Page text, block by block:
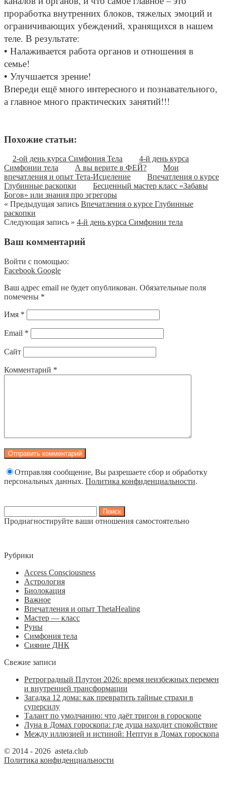
проработка внутренних блоков, тяжелых эмоций и
ограничивающих убеждений, хранящихся в нашем
теле. В результате:
• Налаживается работа органов и отношения в
семье!
• Улучшается зрение!
Впереди ещё много интересного и познавательного,
а главное много практических занятий!!!
Похожие статьи:
2-ой день курса Симфония Тела
4-й день курса
Симфонии тела
А вы верите в ФЕЙ?
Мои
впечатления и опыт Тета-Исцеление
Впечатления о курсе
Глубинные раскопки
Бесценный мастер класс «Забавы
Богов» или знания про эгрегоры
« Предыдущая запись Впечатления о курсе Глубинные
раскопки
Следующая запись » 4-й день курса Симфонии тела
Ваш комментарий
Войти с помощью:
Facebook Google
Ваш адрес email не будет опубликован. Обязательные поля
помечены *
Имя *
Email *
Сайт
Комментарий *
Отправляя сообщение, Вы разрешаете сбор и обработку
персональных данных. Политика конфиденциальности.
Продиагностируйте ваши отношения самостоятельно
Рубрики
Access Consciousness
Астрология
Биолокация
Важное
Впечатления и опыт ThetaHealing
Мастер — класс
Руны
Симфония тела
Сияние ДНК
Свежие записи
Ретроградный Плутон 2026: время неизбежных перемен
и внутренней трансформации
Загадка 12 дома: как превратить тайные страхи в
суперсилу
Талант по умолчанию: что даёт тригон в гороскопе
Луна в Домах гороскопа: где душа находит спокойствие
Между иллюзией и истиной: Нептун в Домах гороскопа
© 2014 - 2026 asteta.club
Политика конфиденциальности